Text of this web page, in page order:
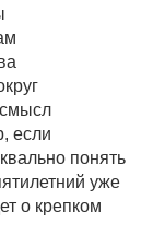
если
понять
уже
о крепком